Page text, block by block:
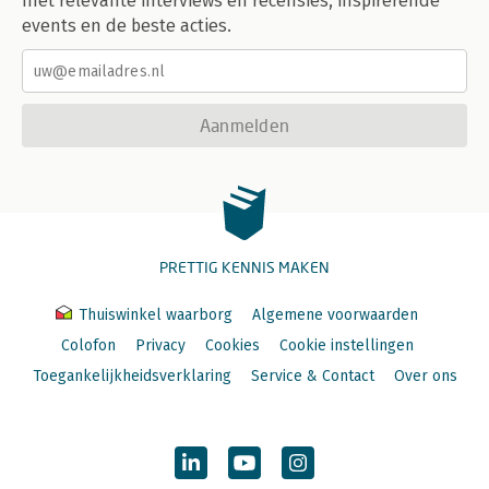
events en de beste acties.
Aanmelden
PRETTIG KENNIS MAKEN
Thuiswinkel waarborg
Algemene voorwaarden
Colofon
Privacy Cookies
Cookie instellingen
Toegankelijkheidsverklaring
Service & Contact Over ons